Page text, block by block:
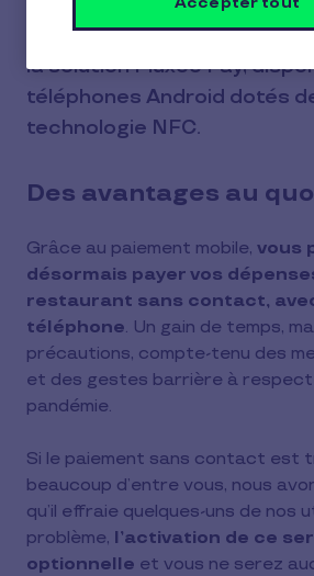
Restaurant / Pass
le paiement mobile depuis
la solution Pluxee Pay,
téléphones Android dotés
technologie NFC.
Des avantages au
Grâce au paiement mobile, vous
désormais payer vos
restaurant sans contact,
téléphone. Un gain de temps,
précautions, compte-tenu des
et des gestes barrière à
pandémie.
Si le paiement sans contact est
beaucoup d’entre vous, nous
qu’il effraie quelques-uns de nos
problème, l’activation de ce
optionnelle et vous ne serez